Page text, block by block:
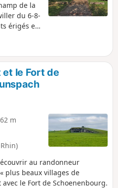
de la
du 6-8-
érigés en
et Woerth.
et le Fort de
m
au randonneur
plus beaux villages de
le Fort de Schoenenbourg.